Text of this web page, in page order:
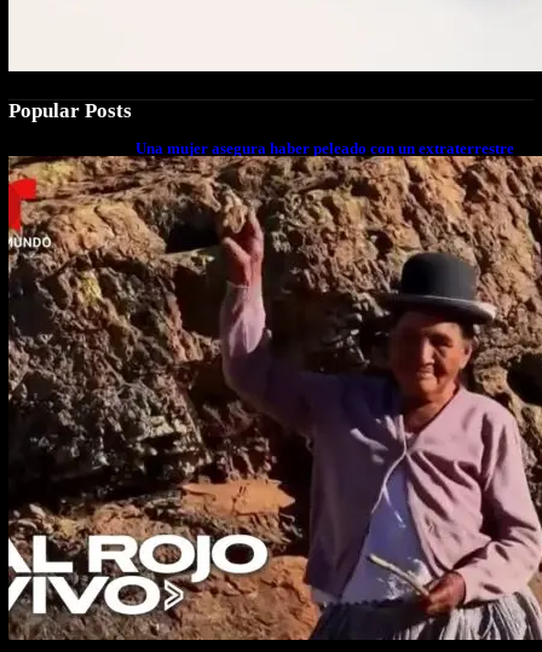
Popular Posts
Una mujer asegura haber peleado con un extraterrestre
cuerpo a cuerpo